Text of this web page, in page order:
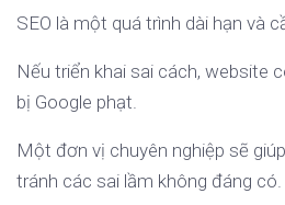
SEO là một quá trình dài hạn và
Nếu triển khai sai cách, website
bị Google phạt.
Một đơn vị chuyên nghiệp sẽ
tránh các sai lầm không đáng có.